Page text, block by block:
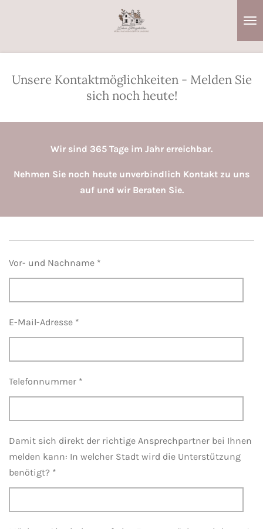
Unsere Kontaktmöglichkeiten - Melden Sie
sich noch heute!
Wir sind 365 Tage im Jahr erreichbar.
Nehmen Sie noch heute unverbindlich Kontakt zu uns
auf und wir Beraten Sie.
Vor- und Nachname *
E-Mail-Adresse *
Telefonnummer *
Damit sich direkt der richtige Ansprechpartner bei Ihnen
melden kann: In welcher Stadt wird die Unterstützung
benötigt? *